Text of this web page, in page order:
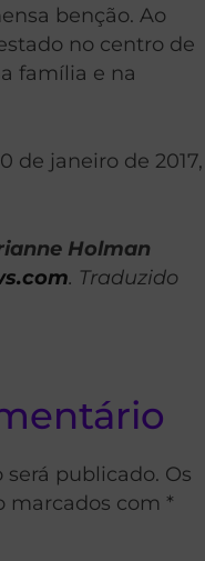
benção. Ao
no centro de
família e na
de janeiro de 2017,
Holman
. Traduzido
publicado. Os
marcados com *